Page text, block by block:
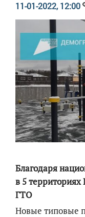
11-01-2022, 12:00
Благодаря
в 5
ГТО
Новые типовые